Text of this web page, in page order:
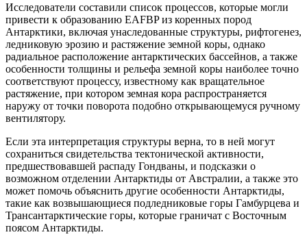
Исследователи составили список процессов, которые могли
привести к образованию EAFBP из коренных пород
Антарктики, включая унаследованные структуры, рифтогенез,
ледниковую эрозию и растяжение земной коры, однако
радиальное расположение антарктических бассейнов, а также
особенности толщины и рельефа земной коры наиболее точно
соответствуют процессу, известному как вращательное
растяжение, при котором земная кора распространяется
наружу от точки поворота подобно открывающемуся ручному
вентилятору.
Если эта интерпретация структуры верна, то в ней могут
сохраниться свидетельства тектонической активности,
предшествовавшей распаду Гондваны, и подсказки о
возможном отделении Антарктиды от Австралии, а также это
может помочь объяснить другие особенности Антарктиды,
такие как возвышающиеся подледниковые горы Гамбурцева и
Трансантарктические горы, которые граничат с Восточным
поясом Антарктиды.